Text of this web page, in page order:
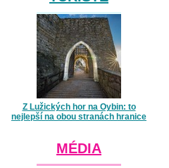
Z Lužických hor na Oybin: to
nejlepší na obou stranách hranice
MÉDIA